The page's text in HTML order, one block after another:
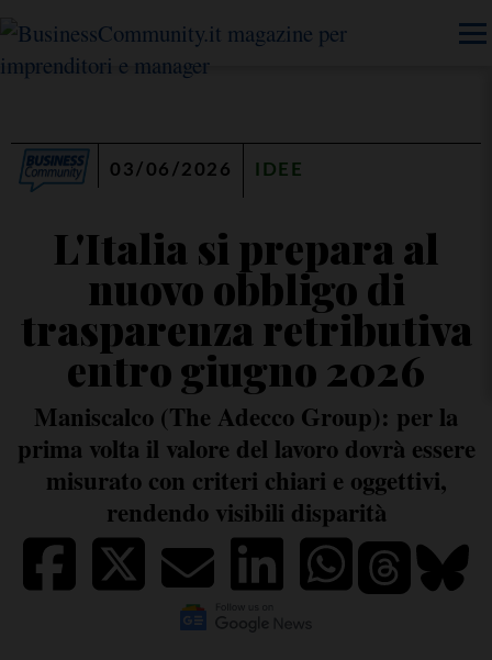
03/06/2026 IDEE
L'Italia si prepara al
nuovo obbligo di
trasparenza retributiva
entro giugno 2026
Maniscalco (The Adecco Group): per la
prima volta il valore del lavoro dovrà essere
misurato con criteri chiari e oggettivi,
rendendo visibili disparità